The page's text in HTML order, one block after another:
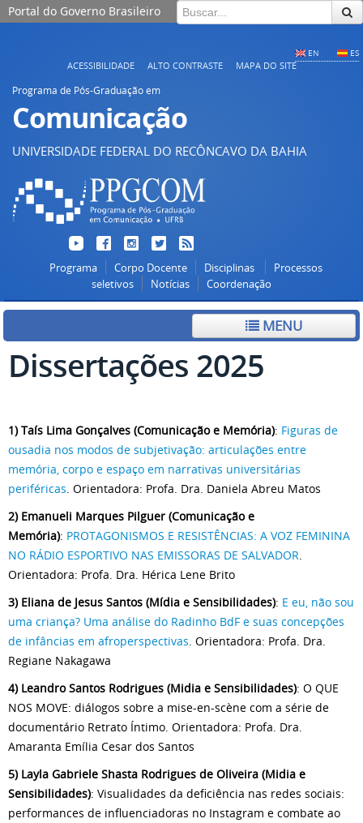
Portal do Governo Brasileiro
EN ES
ACESSIBILIDADE ALTO CONTRASTE MAPA DO SITE
Programa de Pós-Graduação em
Comunicação
UNIVERSIDADE FEDERAL DO RECÔNCAVO DA BAHIA
Programa Corpo Docente Disciplinas
Processos
seletivos
Notícias Coordenação
MENU
Dissertações 2025
1) Taís Lima Gonçalves (Comunicação e Memória): Figuras de
ousadia nos modos de subjetivação: articulações entre
memória, corpo e espaço em narrativas universitárias
periféricas . Orientadora: Profa. Dra. Daniela Abreu Matos
2) Emanueli Marques Pilguer (Comunicação e
Memória): PROTAGONISMOS E RESISTÊNCIAS: A VOZ FEMININA
NO RÁDIO ESPORTIVO NAS EMISSORAS DE SALVADOR
Orientadora: Profa. Dra. Hérica Lene Brito
3) Eliana de Jesus Santos (Mídia e Sensibilidades): E eu, não sou
uma criança? Uma análise do Radinho BdF e suas concepções
de infâncias em afroperspectivas . Orientadora: Profa. Dra.
Regiane Nakagawa
4) Leandro Santos Rodrigues (Midia e Sensibilidades): O QUE
NOS MOVE: diálogos sobre a mise-en-scène com a série de
documentário Retrato Íntimo. Orientadora: Profa. Dra.
Amaranta Emília Cesar dos Santos
5) Layla Gabriele Shasta Rodrigues de Oliveira (Midia e
Sensibilidades): Visualidades da deficiência nas redes sociais:
performances de influenciadoras no Instagram e combate ao